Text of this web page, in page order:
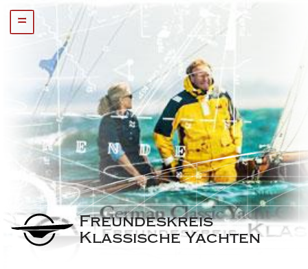
=
Freundeskreis
Klassische Yachten